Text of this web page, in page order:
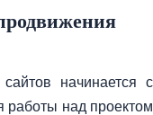
начинается с
работы над проектом